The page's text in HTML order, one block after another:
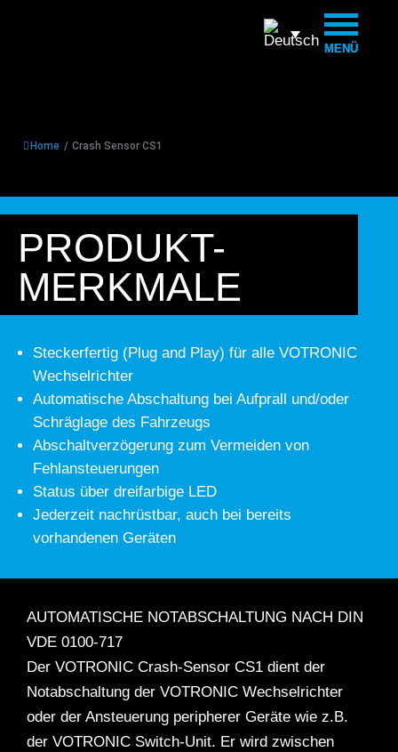
MENÜ
MENÜ
Home / Crash Sensor CS1
PRODUKT-
MERKMALE
Steckerfertig (Plug and Play) für alle VOTRONIC
Wechselrichter
Automatische Abschaltung bei Aufprall und/oder
Schräglage des Fahrzeugs
Abschaltverzögerung zum Vermeiden von
Fehlansteuerungen
Status über dreifarbige LED
Jederzeit nachrüstbar, auch bei bereits
vorhandenen Geräten
AUTOMATISCHE NOTABSCHALTUNG NACH DIN
VDE 0100-717
Der VOTRONIC Crash-Sensor CS1 dient der
Notabschaltung der VOTRONIC Wechselrichter
oder der Ansteuerung peripherer Geräte wie z.B.
der VOTRONIC Switch-Unit. Er wird zwischen